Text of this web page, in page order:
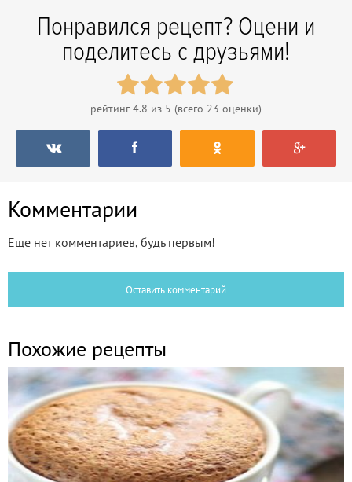
Понравился рецепт? Оцени и
поделитесь с друзьями!
рейтинг4.8 из 5 (всего 23 оценки)
Комментарии
Еще нет комментариев, будь первым!
Оставить комментарий
Похожие рецепты